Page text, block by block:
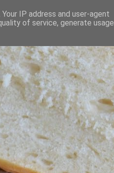
IP address and user-agent
of service, generate usage